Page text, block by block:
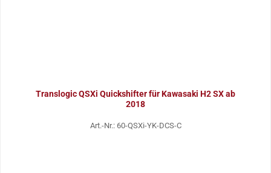
Translogic QSXi Quickshifter für Kawasaki H2 SX ab
2018
Art.-Nr.: 60-QSXi-YK-DCS-C